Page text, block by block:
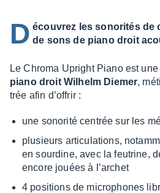
D écouvrez les sonorités de
de sons de piano droit
Le Chroma Upright Piano est
piano droit Wilhelm Diemer,
trée afin d’of­frir :
une sono­rité centrée sur les
plusieurs arti­cu­la­tions,
en sour­dine, avec la feutrine,
encore jouées à l’ar­chet
4 posi­tions de micro­phones